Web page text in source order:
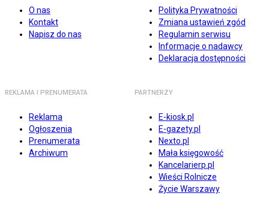
O nas
Kontakt
Napisz do nas
Polityka Prywatności
Zmiana ustawień zgód
Regulamin serwisu
Informacje o nadawcy
Deklaracja dostępności
REKLAMA I PRENUMERATA
Reklama
Ogłoszenia
Prenumerata
Archiwum
PARTNERZY
E-kiosk.pl
E-gazety.pl
Nexto.pl
Mała księgowość
Kancelarierp.pl
Wieści Rolnicze
Życie Warszawy